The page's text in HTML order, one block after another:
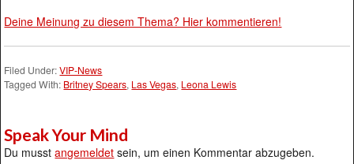
Deine Meinung zu diesem Thema? Hier kommentieren!
Filed Under:VIP-News
Tagged With: Britney Spears, Las Vegas, Leona Lewis
Speak Your Mind
Du musstangemeldet sein, um einen Kommentar abzugeben.